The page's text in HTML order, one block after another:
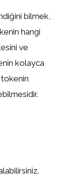
bilmek,
hangi
ve
kolayca
tokenin